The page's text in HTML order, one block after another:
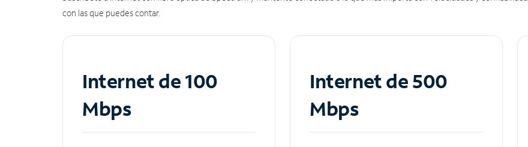
con las que puedes contar.
Internet de 100
Mbps
Internet de 500
Mbps